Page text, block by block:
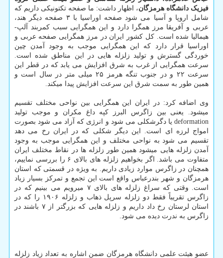
فیزیک دانشگاه هرمزگان، اظهار داشت: ما صفحه تکتونیکی داریم که
شامل اروپا و آسیا می شود صفحه اوراسیا با ۳ صفحه دیگر هند،
عربی و آفریقا مرز همگرا دارد و این همگرایی سبب کمربند آلپ-
هیمالیا شده است. کل کشور ایران در مرز همگرایی صفحه عربی و
اوراسیا قرار دارد که این همگرایی موجب به وجود آمدن چین
خوردگی گسترش و تولید زلزله هایی در این مناطق شده است.
سرعت همگرایی از غرب به شرق افزایش می یابد که در قطر این
سرعت ۲۲ و در جنوب تنگه هرمز ۲۵ میلی متر در سال است و
همین طور به سمت شرق این سرعت افزایش پیدا میکند.
وی اضافه کرد: در ایران این همگرایی بین نواحی مختلف تقسیم
میشود. یعنی بین زاگرس البرز کپه داغ مکران و موجب تولید
deformation یا دگرشکلی می شود و انرژی که آزاد می شود بصورت
امواج لرزه ای است. این دیگر شکلی که در ایران رخ می دهد
تقسیم می شود به نواحی مختلف و این همگرایی موجب به وجود
آمدن زلزله هایی میشود همین طور زلزله ها در نقاط مختلف ایران
متفاوت می باشد. اگر بخواهیم زلزله های بالای ۶ را بررسی نماییم،
همچنان در زاگرس موارد زیادی داریم. به ویژه در قسمتی که استان
هرمزگان و شهر بندرعباس واقع است این تجمع و تمرکز بسیار زیاد
است. وقتی که سراغ زلزله های بالای ۷ میرویم می بینیم که در
زاگرس تقریباً فقط دو زلزله سرپل ذهاب و زلزله ۱۹۰۶ را که در
استان لرستان رخ داد داریم و زلزله هایی که بزرگتر از ۷ باشند در
زاگرس به ندرت دیده می شود.
عضو هیئت علمی دانشگاه هرمزگان ضمن اشاره به تعداد زیاد زلزله